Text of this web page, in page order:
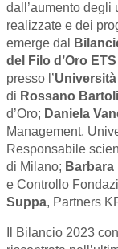
dall’aumento degli
realizzate e dei
emerge dal
del Filo d’Oro
presso l’
di Rossano Bartoli
d’Oro; Daniela
Management,
Responsabile
di Milano; Barbara
e Controllo
Suppa, Partners
Il Bilancio 2023